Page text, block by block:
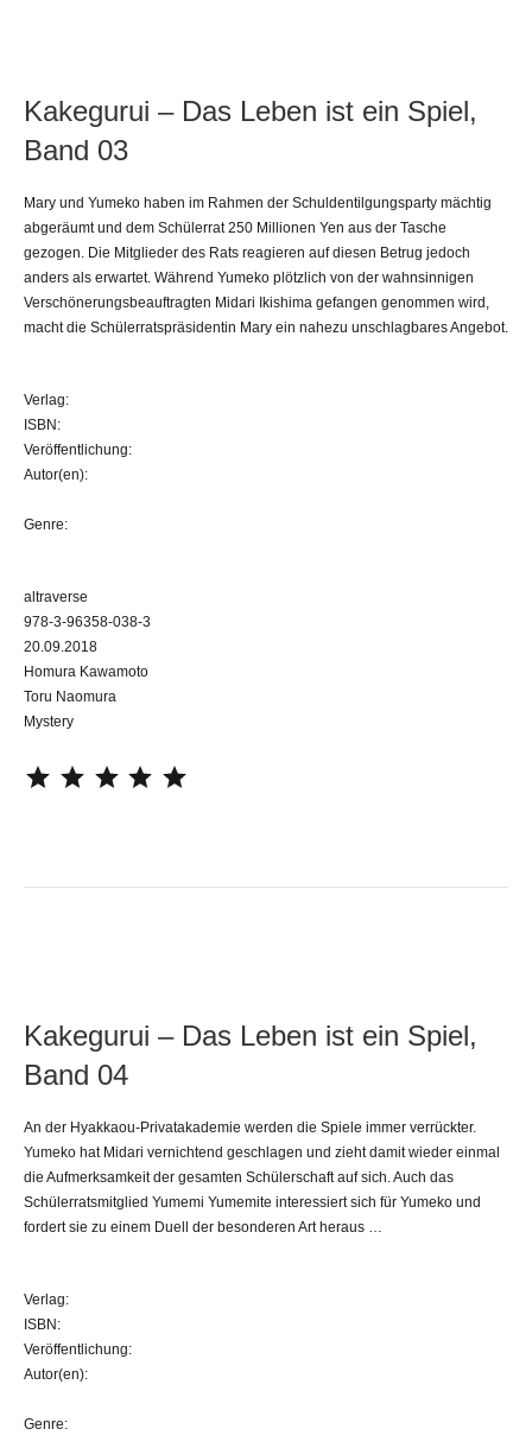
Kakegurui – Das Leben ist ein Spiel,
Band 03
Mary und Yumeko haben im Rahmen der Schuldentilgungsparty mächtig
abgeräumt und dem Schülerrat 250 Millionen Yen aus der Tasche
gezogen. Die Mitglieder des Rats reagieren auf diesen Betrug jedoch
anders als erwartet. Während Yumeko plötzlich von der wahnsinnigen
Verschönerungsbeauftragten Midari Ikishima gefangen genommen wird,
macht die Schülerratspräsidentin Mary ein nahezu unschlagbares Angebot.
Verlag:
ISBN:
Veröffentlichung:
Autor(en):
Genre:
altraverse
978-3-96358-038-3
20.09.2018
Homura Kawamoto
Toru Naomura
Mystery
Kakegurui – Das Leben ist ein Spiel,
Band 04
An der Hyakkaou-Privatakademie werden die Spiele immer verrückter.
Yumeko hat Midari vernichtend geschlagen und zieht damit wieder einmal
die Aufmerksamkeit der gesamten Schülerschaft auf sich. Auch das
Schülerratsmitglied Yumemi Yumemite interessiert sich für Yumeko und
fordert sie zu einem Duell der besonderen Art heraus …
Verlag:
ISBN:
Veröffentlichung:
Autor(en):
Genre: